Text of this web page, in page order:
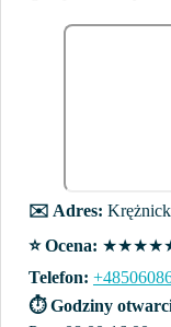
✉️ Adres:
⭐️ Ocena: ★★★★★
Telefon:
⏱ Godziny